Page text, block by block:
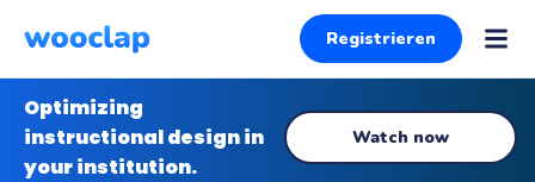
Registrieren
Optimizing
instructional design in
your institution.
Watch now